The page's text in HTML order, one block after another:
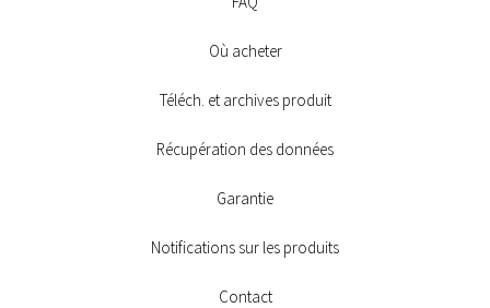
Où acheter
Téléch. et archives produit
Récupération des données
Garantie
Notifications sur les produits
Contact